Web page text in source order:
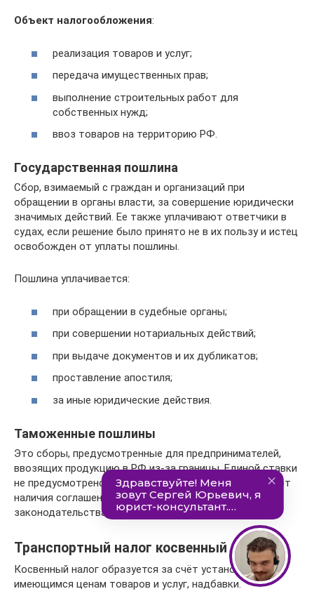
Объект налогообложения:
реализация товаров и услуг;
передача имущественных прав;
выполнение строительных работ для
собственных нужд;
ввоз товаров на территорию РФ.
Государственная пошлина
Сбор, взимаемый с граждан и организаций при
обращении в органы власти, за совершение юридически
значимых действий. Ее также уплачивают ответчики в
судах, если решение было принято не в их пользу и истец
освобожден от уплаты пошлины.
Пошлина уплачивается:
при обращении в судебные органы;
при совершении нотариальных действий;
при выдаче документов и их дубликатов;
проставление апостиля;
за иные юридические действия.
Таможенные пошлины
Это сборы, предусмотренные для предпринимателей,
ввозящих продукцию в РФ из-за границы. Единой ставки
не предусмотрено, она определяется в зависимости от
наличия соглашений между странами и таможенного
законодательства.
Транспортный налог косвенный
Косвенный налог образуется за счёт установки к
имеющимся ценам товаров и услуг, надбавки.